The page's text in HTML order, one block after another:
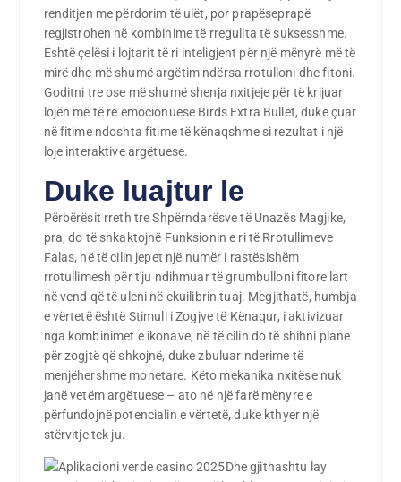
renditjen me përdorim të ulët, por prapëseprapë
regjistrohen në kombinime të rregullta të suksesshme.
Është çelësi i lojtarit të ri inteligjent për një mënyrë më të
mirë dhe më shumë argëtim ndërsa rrotulloni dhe fitoni.
Goditni tre ose më shumë shenja nxitjeje për të krijuar
lojën më të re emocionuese Birds Extra Bullet, duke çuar
në fitime ndoshta fitime të kënaqshme si rezultat i një
loje interaktive argëtuese.
Duke luajtur le
Përbërësit rreth tre Shpërndarësve të Unazës Magjike,
pra, do të shkaktojnë Funksionin e ri të Rrotullimeve
Falas, në të cilin jepet një numër i rastësishëm
rrotullimesh për t'ju ndihmuar të grumbulloni fitore lart
në vend që të uleni në ekuilibrin tuaj. Megjithatë, humbja
e vërtetë është Stimuli i Zogjve të Kënaqur, i aktivizuar
nga kombinimet e ikonave, në të cilin do të shihni plane
për zogjtë që shkojnë, duke zbuluar nderime të
menjëhershme monetare. Këto mekanika nxitëse nuk
janë vetëm argëtuese – ato në një farë mënyre e
përfundojnë potencialin e vërtetë, duke kthyer një
stërvitje tek ju.
Dhe gjithashtu lay